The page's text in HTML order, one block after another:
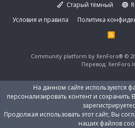
Старый тёмный
Условия и правила
Политика
R
S
Community platform by XenForo® ©
Перевод:
На данном сайте используются
персонализировать контент и сохранить
Продолжая использовать этот сайт, Вы
наших файлов